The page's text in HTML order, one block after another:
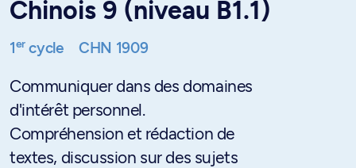
Chinois 9 (niveau B1.1)
1ercycle CHN 1909
Communiquer dans des domaines
d'intérêt personnel.
Compréhension et rédaction de
textes, discussion sur des sujets